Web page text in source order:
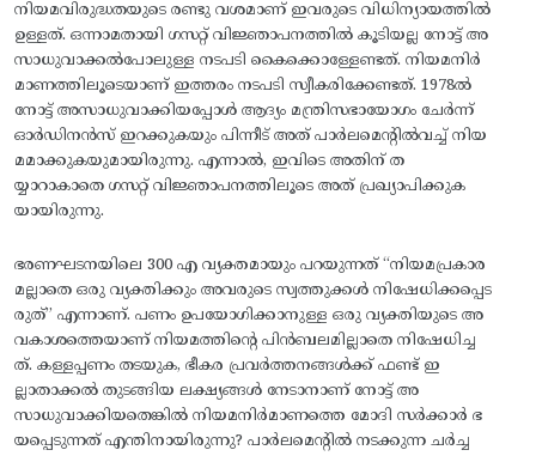
നിയമവിരുദ്ധതയുടെ രണ്ടു വശമാണ് ഇവരുടെ വിധിന്യായത്തിൽ
ഉള്ളത്. ഒന്നാമതായി ഗസറ്റ് വിജ്ഞാപനത്തിൽ കൂടിയല്ല നോട്ട് അ
സാധുവാക്കൽപോലുള്ള നടപടി കൈക്കൊള്ളേണ്ടത്. നിയമനിർ
മാണത്തിലൂടെയാണ് ഇത്തരം നടപടി സ്വീകരിക്കേണ്ടത്. 1978ൽ
നോട്ട് അസാധുവാക്കിയപ്പോൾ ആദ്യം മന്ത്രിസഭായോഗം ചേർന്ന്
ഓർഡിനൻസ് ഇറക്കുകയും പിന്നീട് അത് പാർലമെന്റിൽവച്ച് നിയ
മമാക്കുകയുമായിരുന്നു. എന്നാൽ, ഇവിടെ അതിന് ത
യ്യാറാകാതെ ഗസറ്റ് വിജ്ഞാപനത്തിലൂടെ അത് പ്രഖ്യാപിക്കുക
യായിരുന്നു.
ഭരണഘടനയിലെ 300 എ വ്യക്തമായും പറയുന്നത് ‘‘നിയമപ്രകാര
മല്ലാതെ ഒരു വ്യക്തിക്കും അവരുടെ സ്വത്തുക്കൾ നിഷേധിക്കപ്പെട
രുത്’’ എന്നാണ്. പണം ഉപയോഗിക്കാനുള്ള ഒരു വ്യക്തിയുടെ അ
വകാശത്തെയാണ് നിയമത്തിന്റെ പിൻബലമില്ലാതെ നിഷേധിച്ച
ത്. കള്ളപ്പണം തടയുക, ഭീകര പ്രവർത്തനങ്ങൾക്ക് ഫണ്ട് ഇ
ല്ലാതാക്കൽ തുടങ്ങിയ ലക്ഷ്യങ്ങൾ നേടാനാണ് നോട്ട് അ
സാധുവാക്കിയതെങ്കിൽ നിയമനിർമാണത്തെ മോദി സർക്കാർ ഭ
യപ്പെടുന്നത് എന്തിനായിരുന്നു? പാർലമെന്റിൽ നടക്കുന്ന ചർച്ച